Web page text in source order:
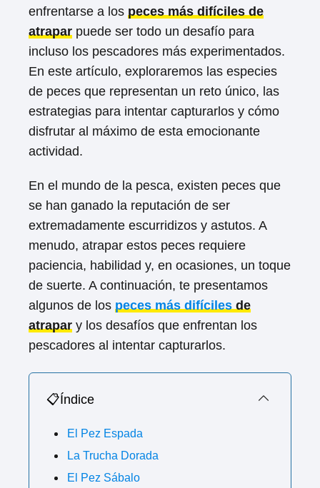
enfrentarse a los peces más difíciles de
atrapar puede ser todo un desafío para
incluso los pescadores más experimentados.
En este artículo, exploraremos las especies
de peces que representan un reto único, las
estrategias para intentar capturarlos y cómo
disfrutar al máximo de esta emocionante
actividad.
En el mundo de la pesca, existen peces que
se han ganado la reputación de ser
extremadamente escurridizos y astutos. A
menudo, atrapar estos peces requiere
paciencia, habilidad y, en ocasiones, un toque
de suerte. A continuación, te presentamos
algunos de los peces más difícilesde
atrapar y los desafíos que enfrentan los
pescadores al intentar capturarlos.
📋Índice
El Pez Espada
La Trucha Dorada
El Pez Sábalo